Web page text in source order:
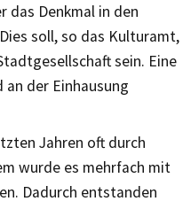
das Denkmal in den
soll, so das Kulturamt,
sein. Eine
der Einhausung
Jahren oft durch
wurde es mehrfach mit
Dadurch entstanden